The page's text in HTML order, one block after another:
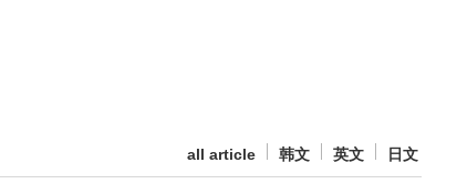
all article 韩文 英文 日文